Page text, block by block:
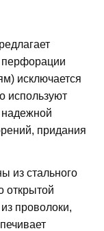
перфорации
исключается
используют
придания
из стального
открытой
проволоки,